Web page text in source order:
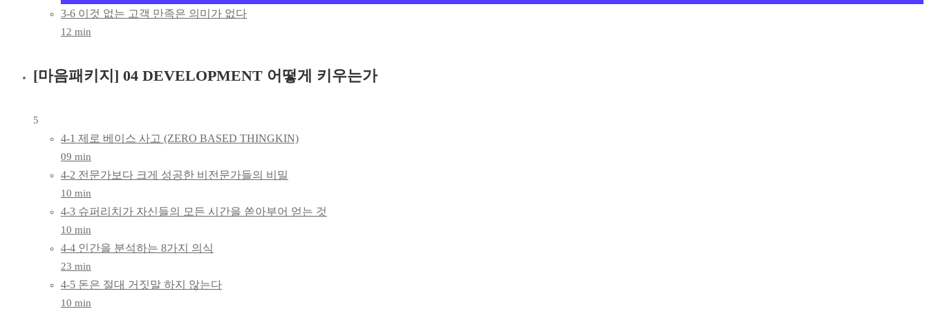
3-6 이것 없는 고객 만족은 의미가 없다
12 min
[마음패키지] 04 DEVELOPMENT 어떻게 키우는가
5
4-1 제로 베이스 사고 (ZERO BASED THINGKIN)
09 min
4-2 전문가보다 크게 성공한 비전문가들의 비밀
10 min
4-3 슈퍼리치가 자신들의 모든 시간을 쏟아부어 얻는 것
10 min
4-4 인간을 분석하는 8가지 의식
23 min
4-5 돈은 절대 거짓말 하지 않는다
10 min